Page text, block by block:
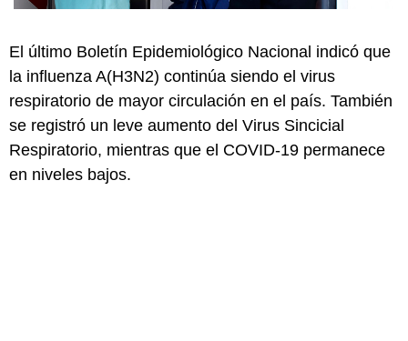
El último Boletín Epidemiológico Nacional indicó que
la influenza A(H3N2) continúa siendo el virus
respiratorio de mayor circulación en el país. También
se registró un leve aumento del Virus Sincicial
Respiratorio, mientras que el COVID-19 permanece
en niveles bajos.